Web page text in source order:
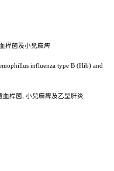
桿菌及小兒麻痺
influenza type B (Hib) and
血桿菌 小兒麻痺及乙型肝炎